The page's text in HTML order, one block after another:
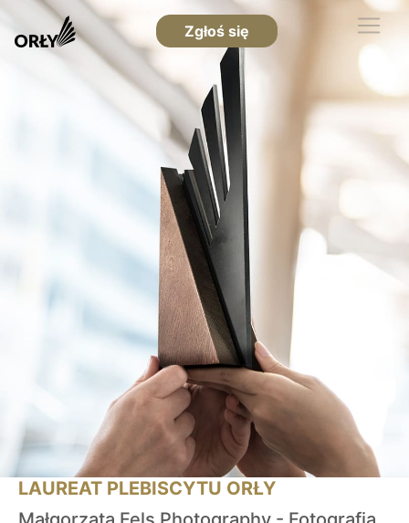
Zgłoś się
LAUREAT PLEBISCYTU ORŁY